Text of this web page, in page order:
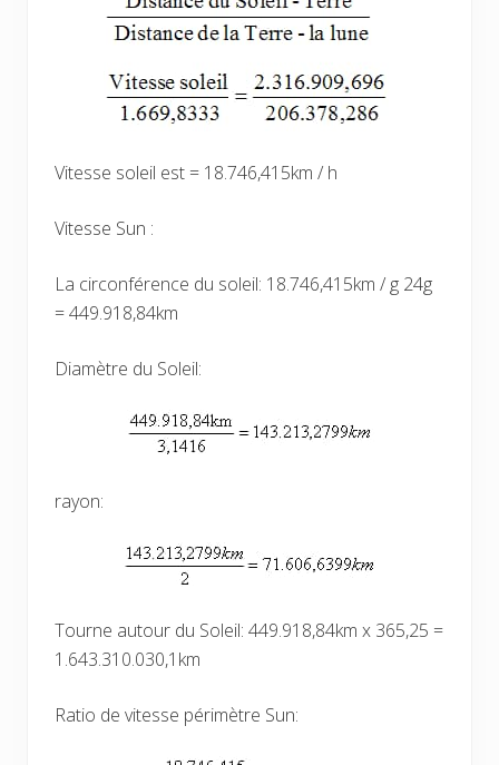
Vitesse soleil est = 18.746,415km / h
Vitesse Sun :
La circonférence du soleil: 18.746,415km / g 24g
= 449.918,84km
Diamètre du Soleil:
rayon:
Tourne autour du Soleil: 449.918,84km x 365,25 =
1.643.310.030,1km
Ratio de vitesse périmètre Sun: